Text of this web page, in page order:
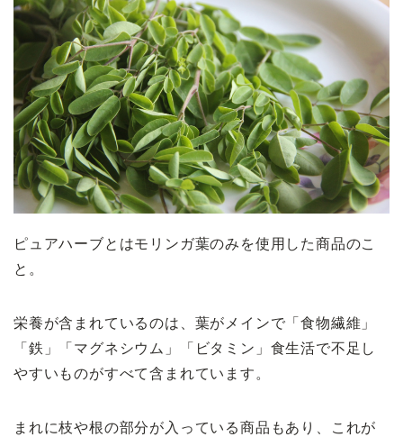
ピュアハーブとはモリンガ葉のみを使用した商品のこ
と。
栄養が含まれているのは、葉がメインで「食物繊維」
「鉄」「マグネシウム」「ビタミン」食生活で不足し
やすいものがすべて含まれています。
まれに枝や根の部分が入っている商品もあり、これが